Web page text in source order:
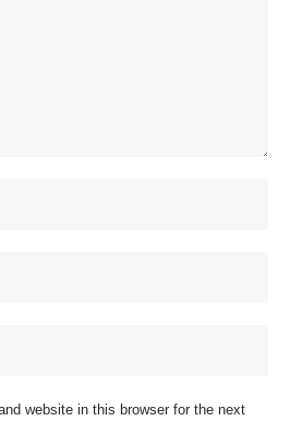
website in this browser for the next